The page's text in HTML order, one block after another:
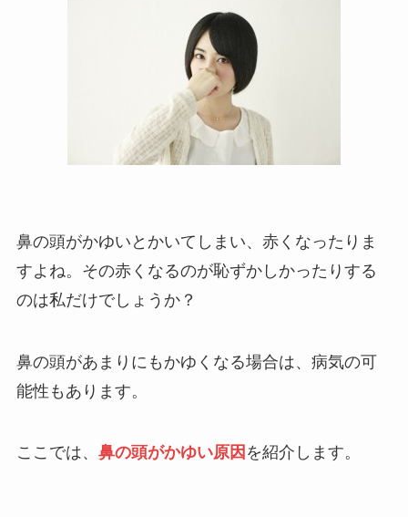
鼻の頭がかゆいとかいてしまい、赤くなったりま
すよね。その赤くなるのが恥ずかしかったりする
のは私だけでしょうか？
鼻の頭があまりにもかゆくなる場合は、病気の可
能性もあります。
ここでは、 鼻の頭がかゆい原因 を紹介します。